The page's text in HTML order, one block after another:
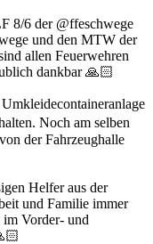
8/6 der @ffeschwege
und den MTW der
allen Feuerwehren
dankbar 🙏🏻
Noch am selben
der Fahrzeughalle
Helfer aus der
und Familie immer
Vorder- und